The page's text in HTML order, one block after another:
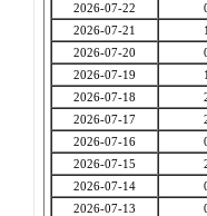
2026-07-22
2026-07-21
1
2026-07-20
2026-07-19
1
2026-07-18
2026-07-17
2026-07-16
2026-07-15
2026-07-14
2026-07-13